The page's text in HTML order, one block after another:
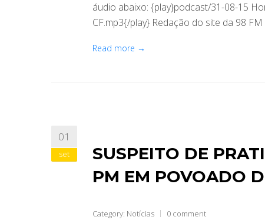
áudio abaixo: {play}podcast/31-08-15
CF.mp3{/play} Redação do site da 98 FM
Read more →
01
set
SUSPEITO DE
PM EM POVOADO
Category: Notícias 0 comment